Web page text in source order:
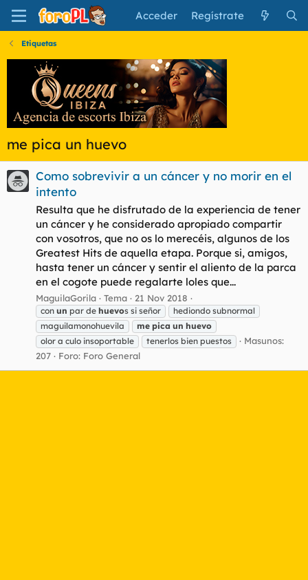
Acceder Regístrate
Etiquetas
me pica un huevo
Como sobrevivir a un cáncer y no morir en el
intento
Resulta que he disfrutado de la experiencia de tener
un cáncer y he considerado apropiado compartir
con vosotros, que no os lo merecéis, algunos de los
Greatest Hits de aquella etapa. Porque si, amigos,
hasta tener un cáncer y sentir el aliento de la parca
en el cogote puede regalarte loles que...
MaguilaGorila Tema 21 Nov 2018
con un par de huevos si señor
hediondo subnormal
maguilamonohuevila
me pica un huevo
olor a culo insoportable
tenerlos bien puestos
Masunos:
207
Foro: Foro General